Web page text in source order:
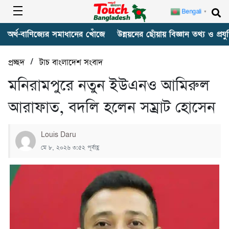
অর্থ-বাণিজ্যের সমাধানের খোঁজে উন্নয়নের ছোঁয়ায় বিজ্ঞান তথ্য ও
প্রচ্ছদ/টাচ বাংলাদেশ সংবাদ
মনিরামপুরে নতুন ইউএনও আমিরুল
আরাফাত, বদলি হলেন সম্রাট হোসেন
Louis Daru
মে ৮, ২০২৬ ৩:৫২ পূর্বাহ্ণ
Bengali ▼